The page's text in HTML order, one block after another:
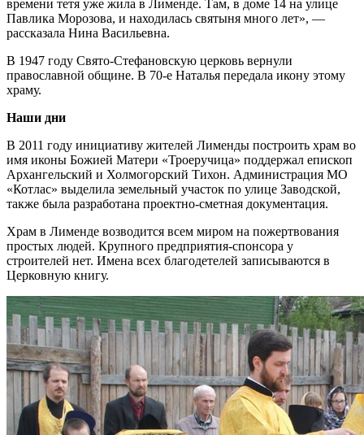
времени тетя уже жила в Лименде. Там, в доме 14 на улице
Павлика Морозова, и находилась святыня много лет», —
рассказала Нина Васильевна.
В 1947 году Свято-Стефановскую церковь вернули
православной общине. В 70-е Наталья передала икону этому
храму.
Наши дни
В 2011 году инициативу жителей Лименды построить храм во
имя иконы Божией Матери «Троеручица» поддержал епископ
Архангельский и Холмогорский Тихон. Администрация МО
«Котлас» выделила земельный участок по улице Заводской,
также была разработана проектно-сметная документация.
Храм в Лименде возводится всем миром на пожертвования
простых людей. Крупного предприятия-спонсора у
строителей нет. Имена всех благодетелей записываются в
Церковную книгу.